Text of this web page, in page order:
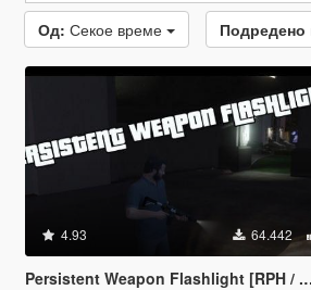
Од: Секое време Подредено
4.93 64.442
Persistent Weapon Flashlight [RPH / .NET]